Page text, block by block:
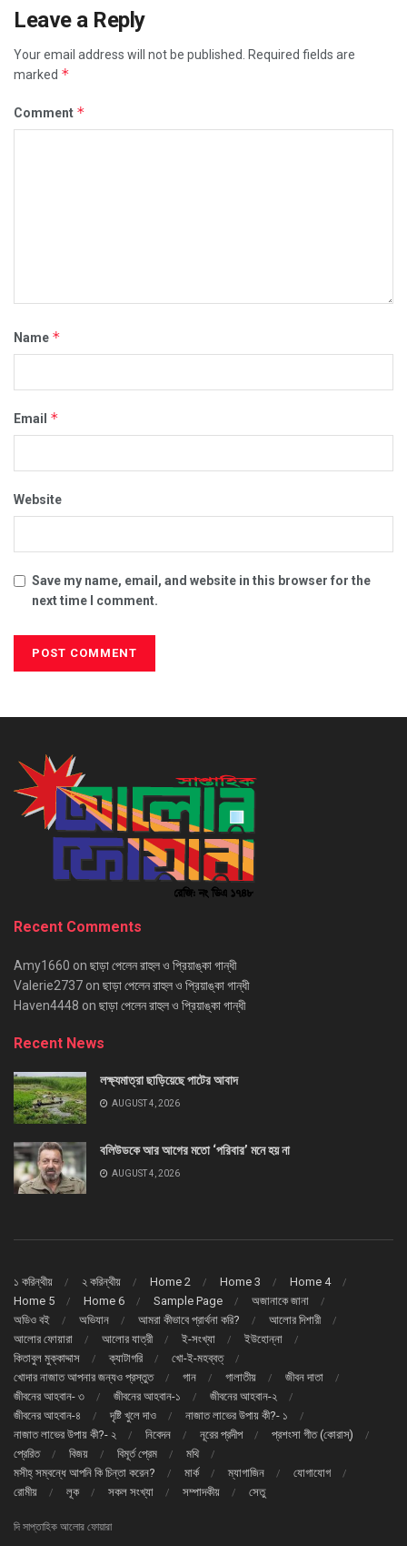
Leave a Reply
Your email address will not be published.
Required fields are
marked *
Comment *
Name *
Email *
Website
Save my name, email, and website in this browser for the
next time I comment.
Recent Comments
Amy1660 on ছাড়া পেলেন রাহুল ও প্রিয়াঙ্কা গান্ধী
Valerie2737 on ছাড়া পেলেন রাহুল ও প্রিয়াঙ্কা গান্ধী
Haven4448 on ছাড়া পেলেন রাহুল ও প্রিয়াঙ্কা গান্ধী
Recent News
লক্ষ্যমাত্রা ছাড়িয়েছে পাটের আবাদ
AUGUST 4, 2026
বলিউডকে আর আগের মতো ‘পরিবার’ মনে হয় না
AUGUST 4, 2026
১ করিন্থীয় ২ করিন্থীয় Home 2 Home 3
Home 4
Home 5
Home 6 Sample Page
অজানাকে জানা
অডিও বই
অভিযান আমরা কীভাবে প্রার্থনা করি?
আলোর দিশারী
আলোর ফোয়ারা
আলোর যাত্রী ই-সংখ্যা
ইউহোন্না
কিতাবুল মুক্কাদ্দাস
ক্যাটাগরি
খো-ই-মহব্বত্
খোদার নাজাত আপনার জন্যও প্রস্তুত
গান গালাতীয়
জীবন দাতা
জীবনের আহবান- ৩
জীবনের আহবান-১
জীবনের আহবান-২
জীবনের আহবান-৪
দৃষ্টি খুলে দাও
নাজাত লাভের উপায় কী?- ১
নাজাত লাভের উপায় কী?- ২
নিবেদন নূরের প্রদীপ
প্রশংসা গীত (কোরাস্)
প্রেরিত
বিজয় বিমূর্ত প্রেম
মথি
মসীহ্ সম্বন্ধে আপনি কি চিন্তা করেন?
মার্ক ম্যাগাজিন
যোগাযোগ
রোমীয়
লূক সকল সংখ্যা সম্পাদকীয় সেতু
দি সাপ্তাহিক আলোর ফোয়ারা